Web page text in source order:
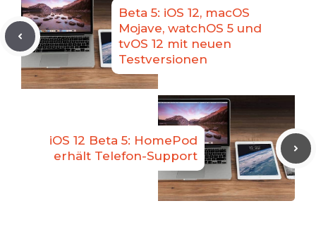
Beta 5: iOS 12, macOS
Mojave, watchOS 5 und
tvOS 12 mit neuen
Testversionen
iOS 12 Beta 5: HomePod
erhält Telefon-Support